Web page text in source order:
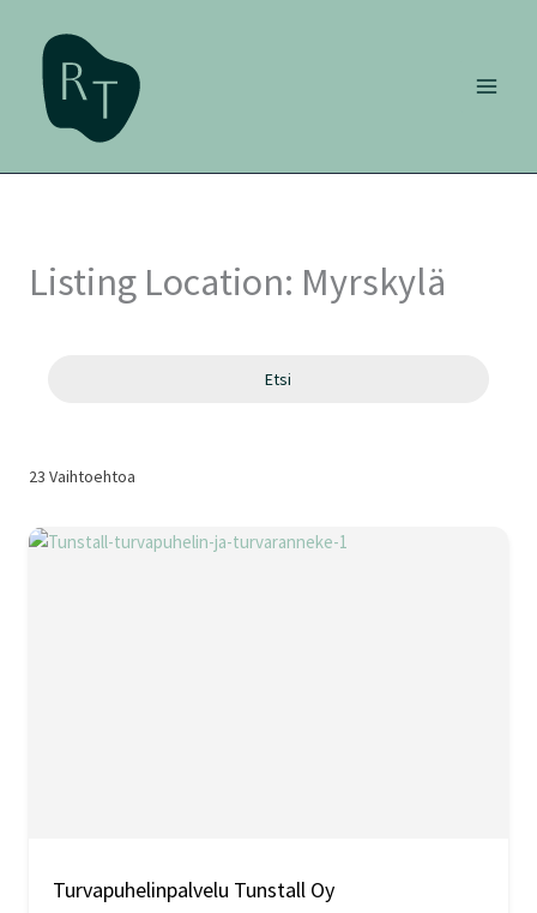
sisältöön
Listing Location: Myrskylä
Etsi
23 Vaihtoehtoa
Turvapuhelinpalvelu Tunstall Oy